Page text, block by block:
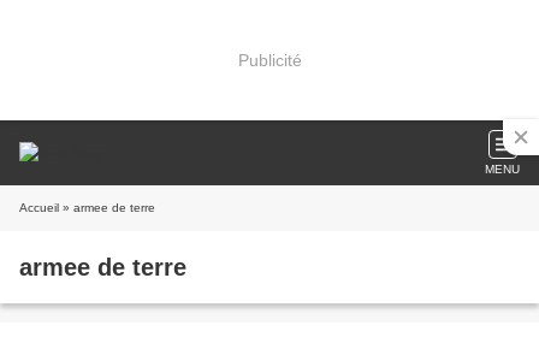
Publicité
MENU
Accueil » armee de terre
armee de terre